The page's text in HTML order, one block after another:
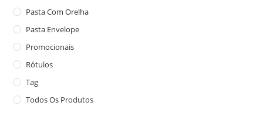
Pasta Com Orelha
Pasta Envelope
Promocionais
Rótulos
Tag
Todos Os Produtos